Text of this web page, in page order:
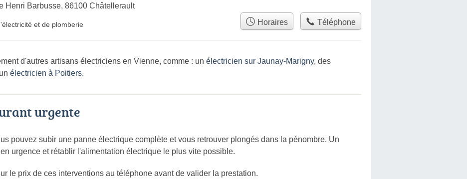
Henri Barbusse, 86100 Châtellerault
et de plomberie Horaires Téléphone
d'autres artisans électriciens en Vienne, comme : un électricien sur Jaunay-Marigny, des
électricien à Poitiers.
urgente
pouvez subir une panne électrique complète et vous retrouver plongés dans la pénombre. Un
urgence et rétablir l'alimentation électrique le plus vite possible.
le prix de ces interventions au téléphone avant de valider la prestation.